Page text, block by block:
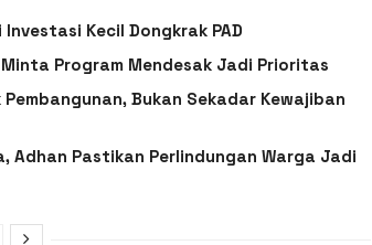
Kecil Dongkrak PAD
Minta Program Mendesak Jadi Prioritas
Bukan Sekadar Kewajiban
Adhan Pastikan Perlindungan Warga Jadi